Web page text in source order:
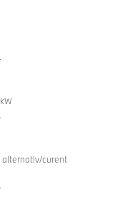
alternativ/curent